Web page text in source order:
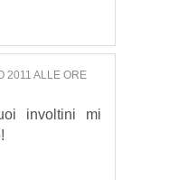
2011 ALLE ORE
involtini mi